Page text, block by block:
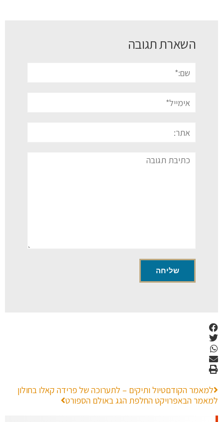
השארת תגובה
תגובה
למאמר הקודםטיול ותיקים – לתערוכה של פרידה קאלו בחולון
למאמר הבאפרויקט החלפת הגג באולם הספורט